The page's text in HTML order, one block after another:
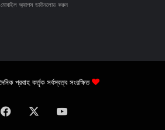
মোবাইল অ্যাপস ডাউনলোড করুন
প্রবাহ কর্তৃক সর্বস্বত্ব সংরক্ষিত
Facebook